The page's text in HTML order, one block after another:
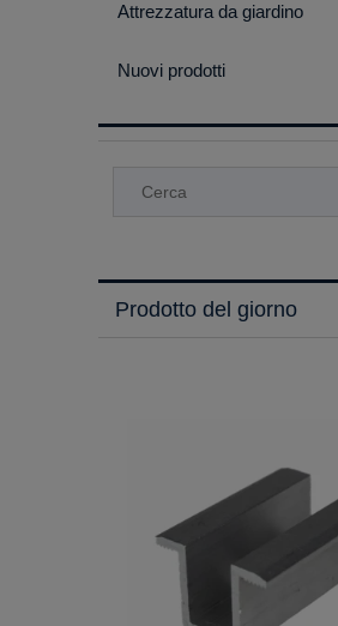
Attrezzatura da giardino
Nuovi prodotti
Prodotto del giorno